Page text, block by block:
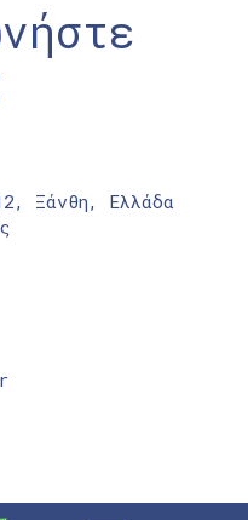
Ξάνθη, Ελλάδα